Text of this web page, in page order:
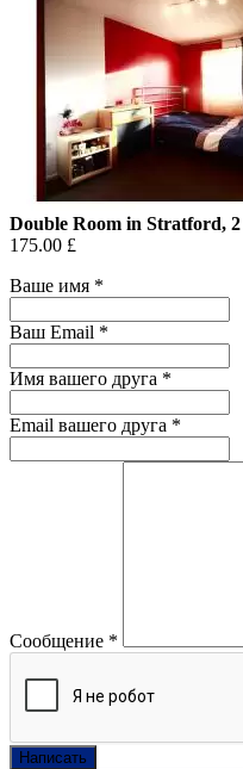
Double Room in Stratford,
175.00 £
Ваше имя *
Ваш Email *
Имя вашего друга *
Email вашего друга *
Сообщение *
Написать